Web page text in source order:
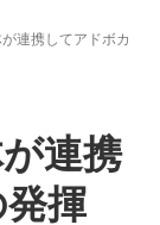
連携してアドボカ
連携
揮